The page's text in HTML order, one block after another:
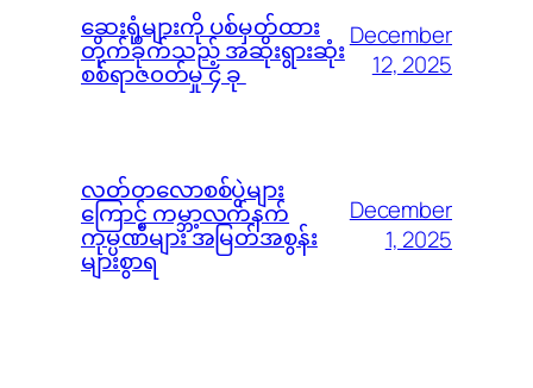
ဆေးရုံများကို ပစ်မှတ်ထား
တိုက်ခိုက်သည့် အဆိုးရွားဆုံး
စစ်ရာဇ၀တ်မှု ၄ ခု
December
12, 2025
လတ်တလောစစ်ပွဲများ
ကြောင့် ကမ္ဘာ့လက်နက်
ကုမ္ပဏီများ အမြတ်အစွန်း
များစွာရ
December
1, 2025